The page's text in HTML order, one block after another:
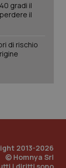
gradi il
il
di rischio
2013-2026
© Homnya Srl